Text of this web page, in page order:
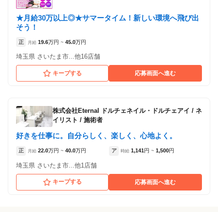
★月給30万以上◎★サマータイム！新しい環境へ飛び出
そう！
正 月給 19.6万円 ~ 45.0万円
埼玉県 さいたま市...他16店舗
キープする 応募画面へ進む
株式会社Eternal ドルチェネイル・ドルチェアイ / ネ
イリスト / 施術者
好きを仕事に。自分らしく、楽しく、心地よく。
正 月給 22.0万円 ~ 40.0万円 ア 時給 1,141 円 ~ 1,500円
埼玉県 さいたま市...他1店舗
キープする 応募画面へ進む